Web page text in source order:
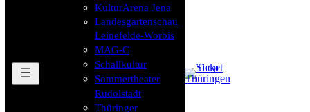
KulturArena Jena
Landesgartenschau
Leinefelde-Worbis
MAG-C
Schallkultur
Sommertheater
Rudolstadt
Thüringer